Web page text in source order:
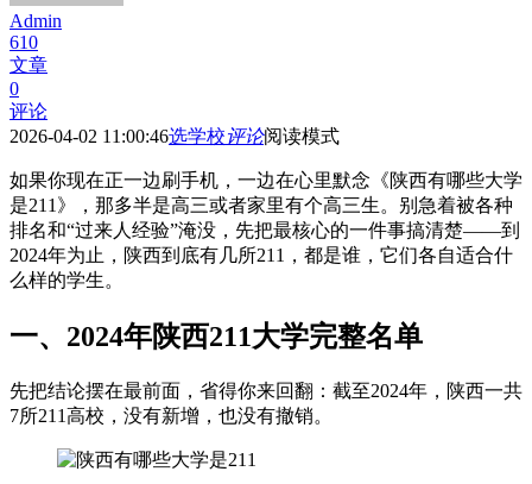
Admin
610
文章
0
评论
2026-04-02 11:00:46选学校评论阅读模式
如果你现在正一边刷手机，一边在心里默念《陕西有哪些大学
是211》，那多半是高三或者家里有个高三生。别急着被各种
排名和“过来人经验”淹没，先把最核心的一件事搞清楚——到
2024年为止，陕西到底有几所211，都是谁，它们各自适合什
么样的学生。
一、2024年陕西211大学完整名单
先把结论摆在最前面，省得你来回翻：截至2024年，陕西一共
7所211高校，没有新增，也没有撤销。